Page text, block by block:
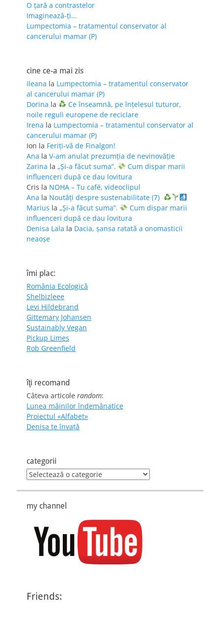
O țară a contrastelor
Imaginează-ți…
Lumpectomia – tratamentul conservator al
cancerului mamar (P)
cine ce-a mai zis
Ileana la Lumpectomia – tratamentul conservator
al cancerului mamar (P)
Dorina la
Ce înseamnă, pe înțelesul tuturor,
noile reguli europene de reciclare
Irena la Lumpectomia – tratamentul conservator al
cancerului mamar (P)
Ion la Feriţi-vă de Finalgon!
Ana la V-am anulat prezumția de nevinovăție
Zarina la „Și-a făcut suma”.
Cum dispar marii
influenceri după ce dau lovitura
Cris la NOHA – Tu café, videoclipul
Ana la Noutăți despre sustenabilitate (7)
Marius la „Și-a făcut suma”.
Cum dispar marii
influenceri după ce dau lovitura
Denisa Lala la Dacia, șansa ratată a onomasticii
neaoșe
îmi plac:
România Ecologică
Shelbizleee
Levi Hildebrand
Gittemary Johansen
Sustainably Vegan
Pickup Limes
Rob Greenfield
îţi recomand
Câteva articole random:
Lunea mâinilor îndemânatice
Proiectul «Alfabet»
Denisa te învaţă
categorii
categorii
my channel
Friends: